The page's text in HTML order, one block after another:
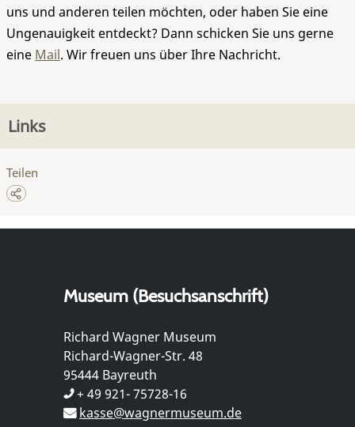
uns und anderen teilen möchten, oder haben Sie eine
Ungenauigkeit entdeckt? Dann schicken Sie uns gerne
eine Mail. Wir freuen uns über Ihre Nachricht.
Links
Teilen
Museum (Besuchsanschrift)
Richard Wagner Museum
Richard-Wagner-Str. 48
95444 Bayreuth
+ 49 921- 75728-16
kasse@wagnermuseum.de